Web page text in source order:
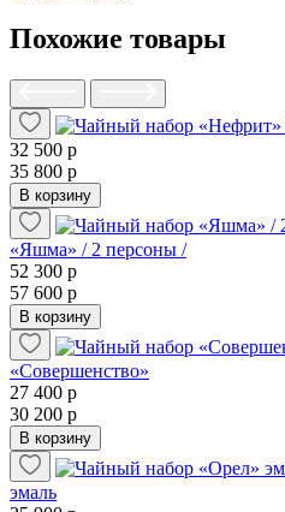
Похожие товары
32 500 р
35 800 р
В корзину
«Яшма» / 2 персоны /
52 300 р
57 600 р
В корзину
«Совершенство»
27 400 р
30 200 р
В корзину
эмаль